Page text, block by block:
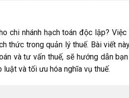
chi nhánh hạch toán độc lập?
thức trong quản lý thuế. Bài viết
và tư vấn thuế, sẽ hướng dẫn
và tối ưu hóa nghĩa vụ thuế.